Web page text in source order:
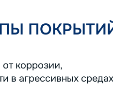
коррозии,
в агрессивных